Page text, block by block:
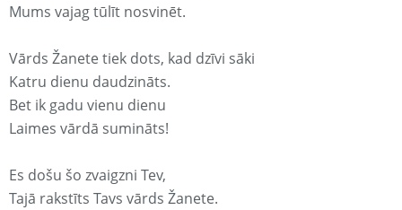
Mums vajag tūlīt nosvinēt.
Vārds Žanete tiek dots, kad dzīvi sāki
Katru dienu daudzināts.
Bet ik gadu vienu dienu
Laimes vārdā sumināts!
Es došu šo zvaigzni Tev,
Tajā rakstīts Tavs vārds Žanete.